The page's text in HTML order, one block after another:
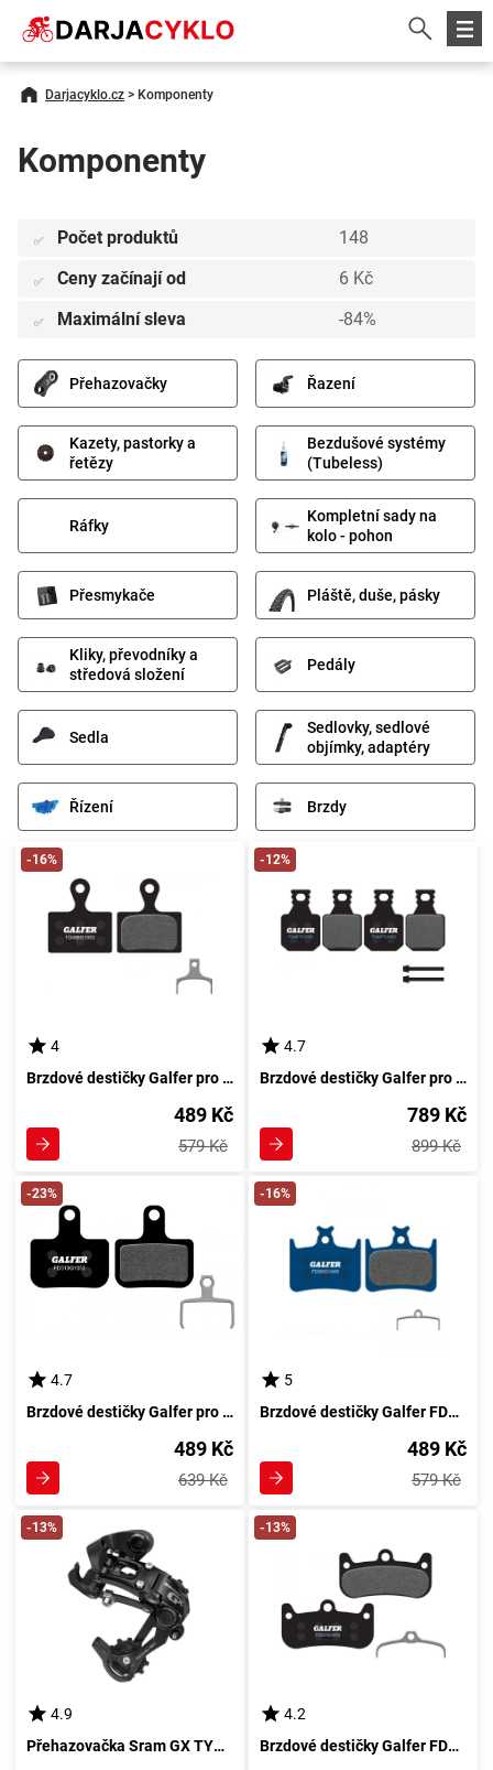
Darjacyklo.cz > Komponenty
Komponenty
✅ Počet produktů 148
✅ Ceny začínají od 6 Kč
✅ Maximální sleva -84%
Přehazovačky Řazení
Kazety, pastorky a
řetězy
Bezdušové systémy
(Tubeless)
Ráfky
Kompletní sady na
kolo - pohon
Přesmykače Pláště, duše, pásky
Kliky, převodníky a
středová složení
Pedály
Sedla
Sedlovky, sedlové
objímky, adaptéry
Řízení Brzdy
-16%
4
Brzdové destičky Galfer pro SHIMANO s standardní směsí
489 Kč
579 Kč
-12%
4.7
Brzdové destičky Galfer pro MAGURA brzdy - Směs: Standard
789 Kč
899 Kč
-23%
4.7
Brzdové destičky Galfer pro SRAM LEVEL se směsí Standard
489 Kč
639 Kč
-16%
5
Brzdové destičky Galfer FD505 - HOPE Směs: Road
489 Kč
579 Kč
-13%
4.9
Přehazovačka Sram GX TYPE 2.1 dlouhé vodítko => Přehazovačka Sram GX TYPE 2.1 s dlouhým vodítkem
-13%
4.2
Brzdové destičky Galfer FD531 - FORMULA Směs: Standard